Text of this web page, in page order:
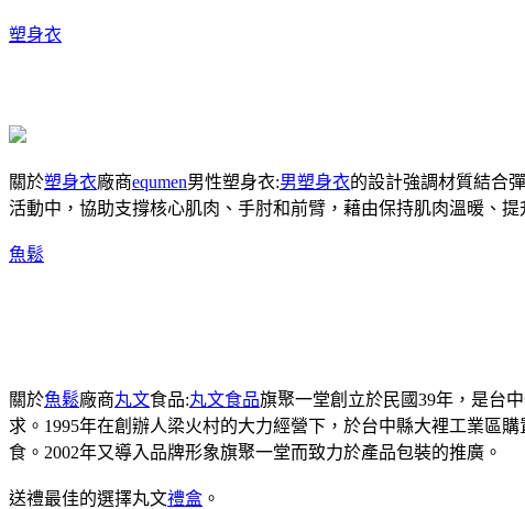
塑身衣
關於塑身衣廠商equmen男性塑身衣:男塑身衣的設計強調材質結合
活動中，協助支撐核心肌肉、手肘和前臂，藉由保持肌肉溫暖、
魚鬆
關於魚鬆廠商丸文食品:丸文食品旗聚一堂創立於民國39年，是台
求。1995年在創辦人梁火村的大力經營下，於台中縣大裡工業區
食。2002年又導入品牌形象旗聚一堂而致力於產品包裝的推廣。
送禮最佳的選擇丸文禮盒 。